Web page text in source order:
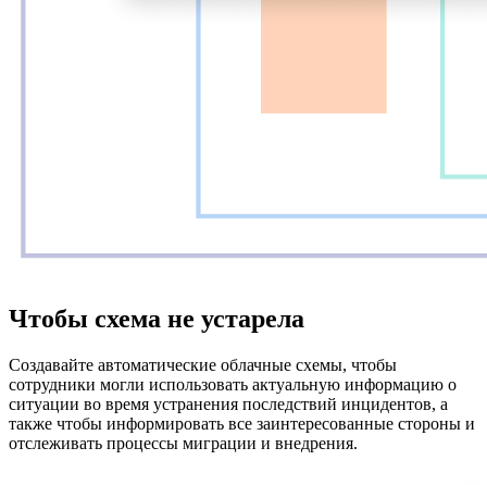
Чтобы схема не устарела
Создавайте автоматические облачные схемы, чтобы
сотрудники могли использовать актуальную информацию о
ситуации во время устранения последствий инцидентов, а
также чтобы информировать все заинтересованные стороны и
отслеживать процессы миграции и внедрения.